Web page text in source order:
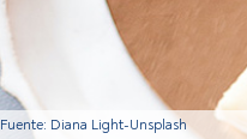
Fuente: Diana Light-Unsplash